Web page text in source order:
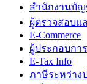
สำนักงานบั
ผู้ตรวจสอบแ
E-Commerce
ผู้ประกอบกา
E-Tax Info
ภาษีระหว่าง